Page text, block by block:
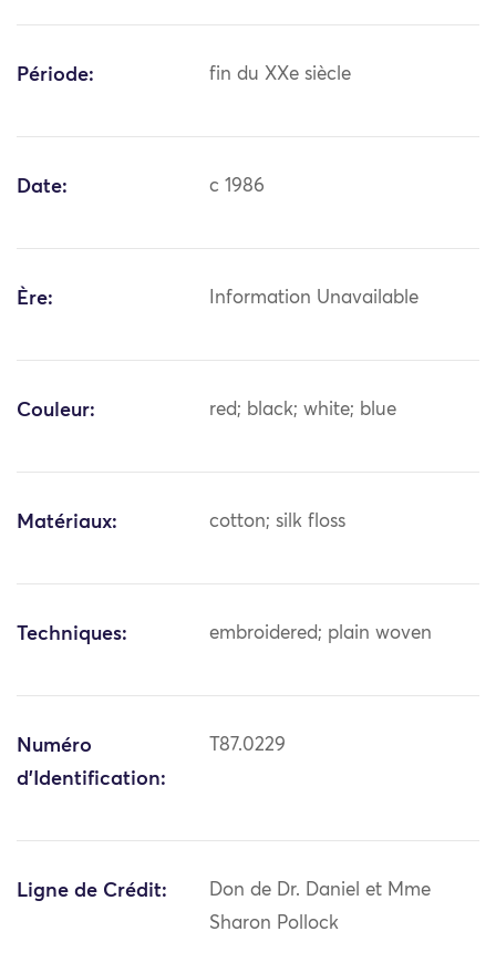
Période: fin du XXe siècle
Date: c 1986
Ère: Information Unavailable
Couleur: red; black; white; blue
Matériaux: cotton; silk floss
Techniques: embroidered; plain woven
Numéro
d'Identification:
T87.0229
Ligne de Crédit:
Don de Dr. Daniel et Mme
Sharon Pollock